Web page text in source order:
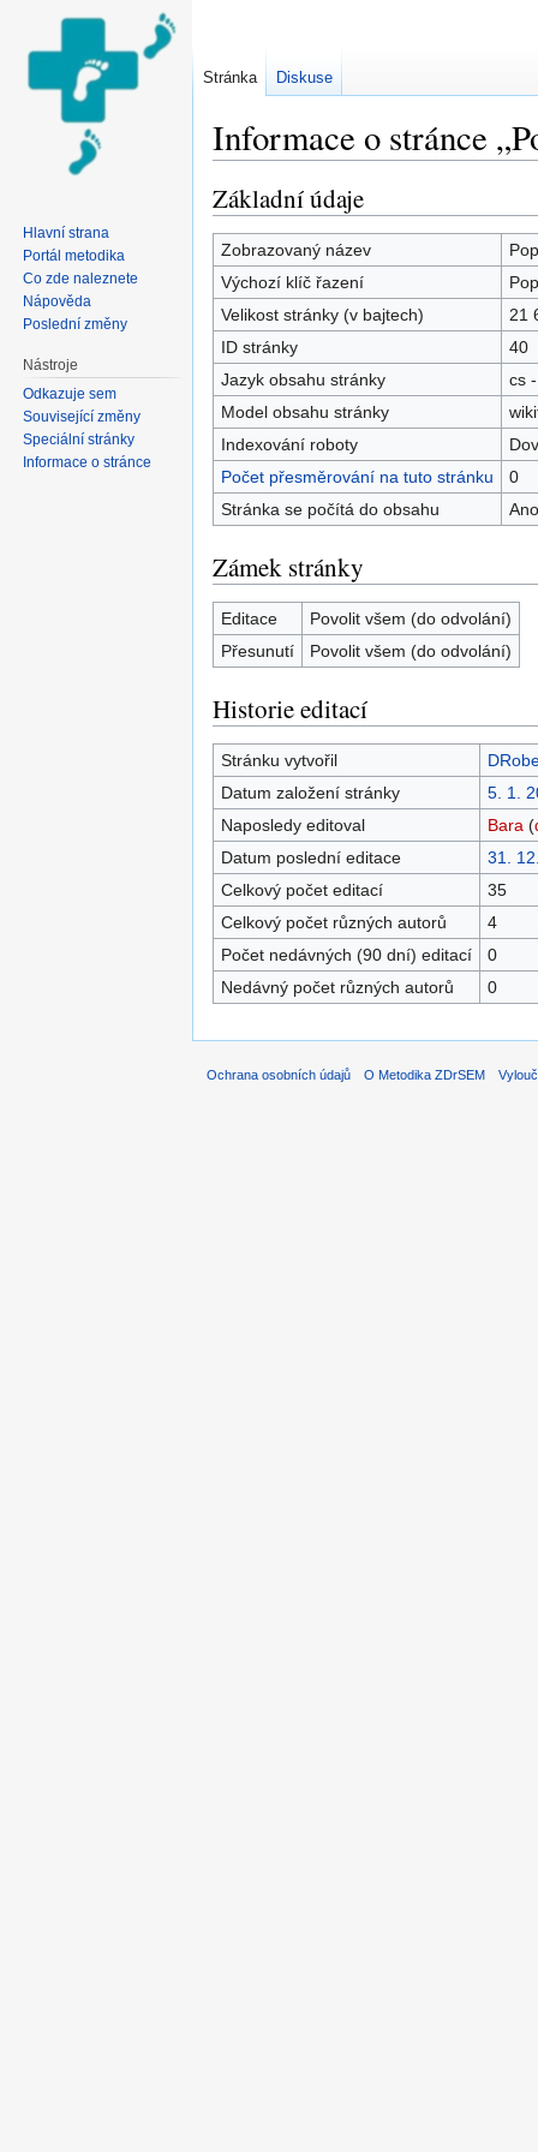
Informace o stránce
Základní údaje
Zobrazovaný název
Výchozí klíč řazení
Velikost stránky (v bajtech)
21
ID stránky
40
Jazyk obsahu stránky
cs
Model obsahu stránky
Indexování roboty
Počet přesměrování na tuto stránku
0
Stránka se počítá do obsahu
Ano
Zámek stránky
Editace
Povolit všem (do odvolání)
Přesunutí
Povolit všem (do odvolání)
Historie editací
Stránku vytvořil
Datum založení stránky
5. 1.
Naposledy editoval
Bara (
Datum poslední editace
31.
Celkový počet editací
35
Celkový počet různých autorů
4
Počet nedávných (90 dní) editací
0
Nedávný počet různých autorů
0
Stránka Diskuse
Hlavní strana
Portál metodika
Co zde naleznete
Nápověda
Poslední změny
Nástroje
Odkazuje sem
Související změny
Speciální stránky
Informace o stránce
Ochrana osobních údajů O Metodika ZDrSEM